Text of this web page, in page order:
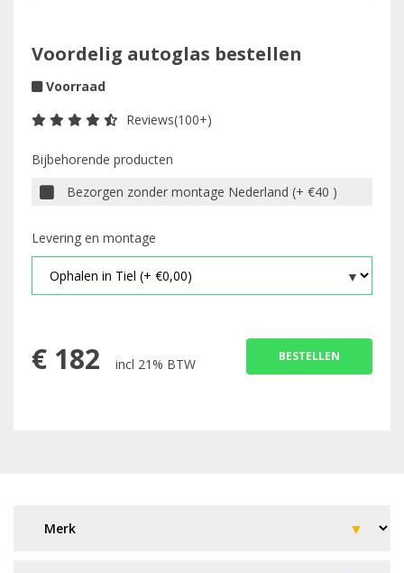
Voordelig autoglas bestellen
Voorraad
Reviews(100+)
Bijbehorende producten
Bezorgen zonder montage Nederland (+ €40 )
Levering en montage
€ 182 incl 21% BTW BESTELLEN